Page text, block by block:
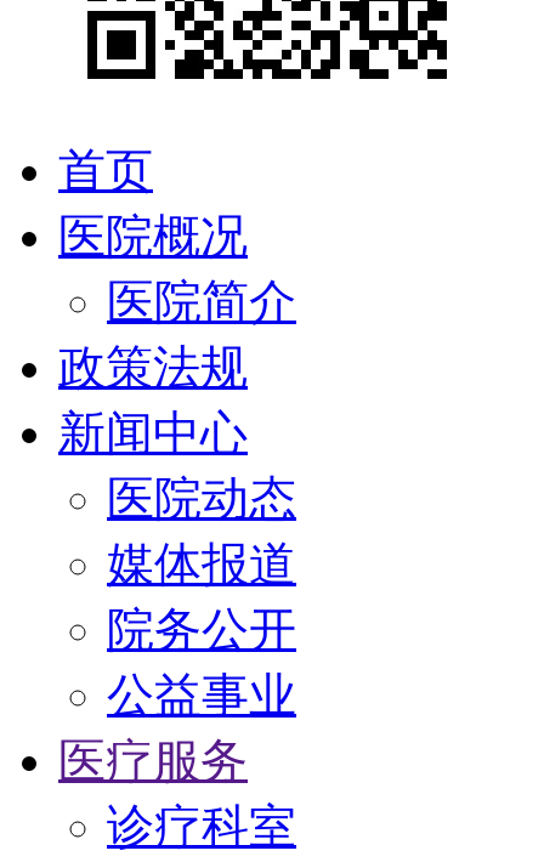
首页
医院概况
医院简介
政策法规
新闻中心
医院动态
媒体报道
院务公开
公益事业
医疗服务
诊疗科室